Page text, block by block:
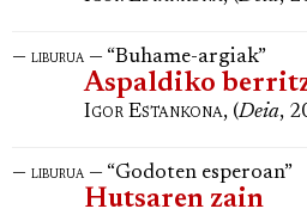
— liburua — “Buhame-argiak”
Aspaldiko
Igor Estankona, (Deia,
— liburua — “Godoten esperoan”
Hutsaren zain